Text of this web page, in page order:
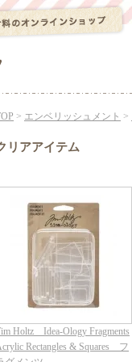
> エンベリッシュメント >
リアアイテム
Holtz Idea-Ology Fragments
Rectangles & Squares フ